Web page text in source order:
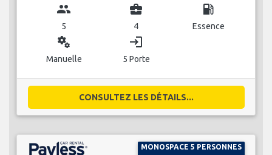
group
5
business_center
4
local_gas_station
Essence
miscellaneous_services
Manuelle
login
5 Porte
CONSULTEZ LES DÉTAILS...
MONOSPACE 5 PERSONNES